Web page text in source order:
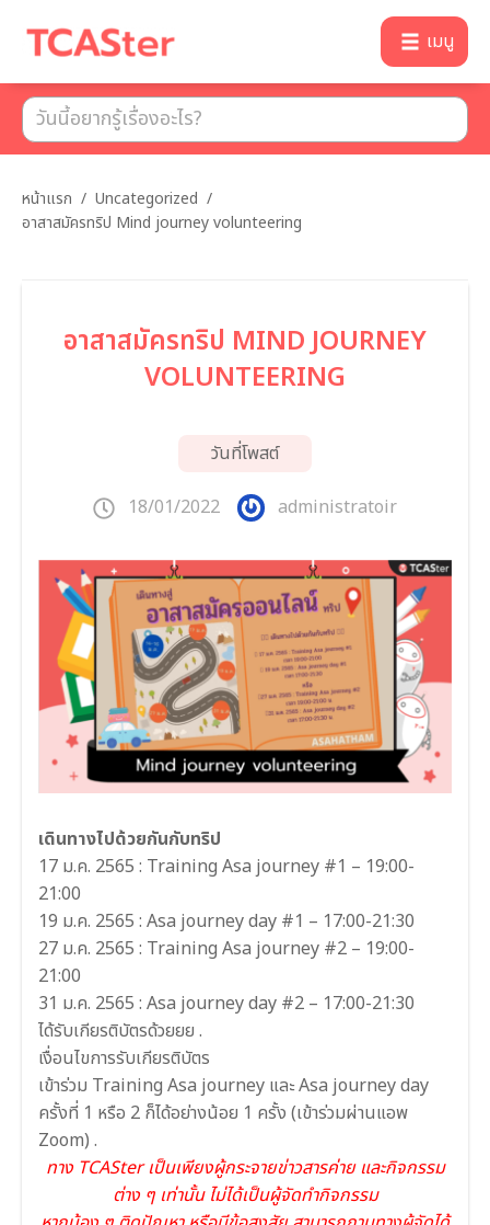
เมนู
หน้าแรก / Uncategorized /
อาสาสมัครทริป Mind journey volunteering
อาสาสมัครทริป MIND JOURNEY
VOLUNTEERING
วันที่โพสต์
18/01/2022 administratoir
เดินทางไปด้วยกันกับทริป
17 ม.ค. 2565 : Training Asa journey #1 – 19:00-
21:00
19 ม.ค. 2565 : Asa journey day #1 – 17:00-21:30
27 ม.ค. 2565 : Training Asa journey #2 – 19:00-
21:00
31 ม.ค. 2565 : Asa journey day #2 – 17:00-21:30
ได้รับเกียรติบัตรด้วยยย .
เงื่อนไขการรับเกียรติบัตร
เข้าร่วม Training Asa journey และ Asa journey day
ครั้งที่ 1 หรือ 2 ก็ได้อย่างน้อย 1 ครั้ง (เข้าร่วมผ่านแอพ
Zoom) .
ทาง TCASter เป็นเพียงผู้กระจายข่าวสารค่าย และกิจกรรม
ต่าง ๆ เท่านั้น ไม่ได้เป็นผู้จัดทำกิจกรรม